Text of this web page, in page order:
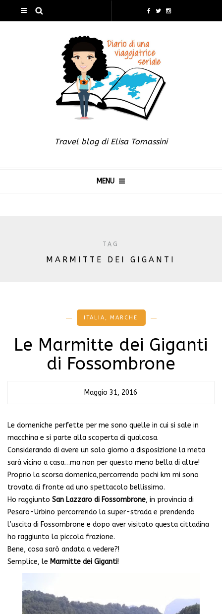
Travel blog di Elisa Tomassini
MENU
TAG
MARMITTE DEI GIGANTI
ITALIA , MARCHE
Le Marmitte dei Giganti
di Fossombrone
Maggio 31, 2016
Le domeniche perfette per me sono quelle in cui si sale in
macchina e si parte alla scoperta di qualcosa.
Considerando di avere un solo giorno a disposizione la meta
sarà vicino a casa…ma non per questo meno bella di altre!
Proprio la scorsa domenica,percorrendo pochi km mi sono
trovata di fronte ad uno spettacolo bellissimo.
Ho raggiunto San Lazzaro di Fossombrone, in provincia di
Pesaro-Urbino percorrendo la super-strada e prendendo
l’uscita di Fossombrone e dopo aver visitato questa cittadina
ho raggiunto la piccola frazione.
Bene, cosa sarò andata a vedere?!
Semplice, le Marmitte dei Giganti!